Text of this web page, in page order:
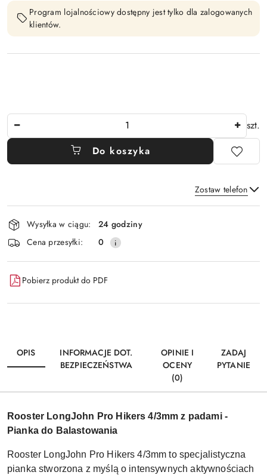
Program lojalnościowy dostępny jest tylko dla zalogowanych
klientów.
szt.
Do koszyka
Zostaw telefon
Wyślij
Dostępność
i
dostawa
Wysyłka w ciągu:
24 godziny
Cena przesyłki:
0
Pobierz produkt do PDF
OPIS
INFORMACJE DOT.
BEZPIECZEŃSTWA
OPINIE I
OCENY
(0)
ZADAJ
PYTANIE
Rooster LongJohn Pro Hikers 4/3mm z padami -
Pianka do Balastowania
Rooster LongJohn Pro Hikers 4/3mm to specjalistyczna
pianka stworzona z myślą o intensywnych aktywnościach